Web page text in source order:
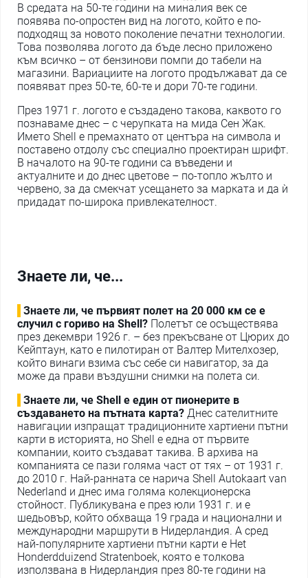
В средата на 50-те години на миналия век се
появява по-опростен вид на логото, който е по-
подходящ за новото поколение печатни технологии.
Това позволява логото да бъде лесно приложено
към всичко – от бензинови помпи до табели на
магазини. Вариациите на логото продължават да се
появяват през 50-те, 60-те и дори 70-те години.
През 1971 г. логото е създадено такова, каквото го
познаваме днес – с черупката на мида Сен Жак.
Името Shell е премахнато от центъра на символа и
поставено отдолу със специално проектиран шрифт.
В началото на 90-те години са въведени и
актуалните и до днес цветове – по-топло жълто и
червено, за да смекчат усещането за марката и да ѝ
придадат по-широка привлекателност.
Знаете ли, че...
Знаете ли, че първият полет на 20 000 км се е
случил с гориво на Shell? Полетът се осъществява
през декември 1926 г. – без прекъсване от Цюрих до
Кейптаун, като е пилотиран от Валтер Мителхозер,
който винаги взима със себе си навигатор, за да
може да прави въздушни снимки на полета си.
Знаете ли, че Shell е един от пионерите в
създаването на пътната карта? Днес сателитните
навигации изпращат традиционните хартиени пътни
карти в историята, но Shell е една от първите
компании, които създават такива. В архива на
компанията се пази голяма част от тях – от 1931 г.
до 2010 г. Най-ранната се нарича Shell Autokaart van
Nederland и днес има голяма колекционерска
стойност. Публикувана е през юли 1931 г. и е
шедьовър, който обхваща 19 града и национални и
международни маршрути в Нидерландия. А сред
най-популярните хартиени пътни карти е Het
Honderdduizend Stratenboek, която е толкова
използвана в Нидерландия през 80-те години на